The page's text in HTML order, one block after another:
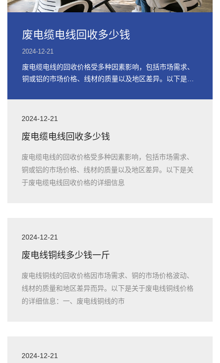
废电缆电线回收多少钱
2024-12-21
废电缆电线的回收价格受多种因素影响，包括市场需求、
铜或铝的市场价格、线材的质量以及地区差异。以下是关
2024-12-21
废电缆电线回收多少钱
废电缆电线的回收价格受多种因素影响，包括市场需求、
铜或铝的市场价格、线材的质量以及地区差异。以下是关
于废电缆电线回收价格的详细信息
2024-12-21
废电线铜线多少钱一斤
废电线铜线的回收价格因市场需求、铜的市场价格波动、
线材的质量和地区差异而异。以下是关于废电线铜线价格
的详细信息：一、废电线铜线的市
2024-12-21